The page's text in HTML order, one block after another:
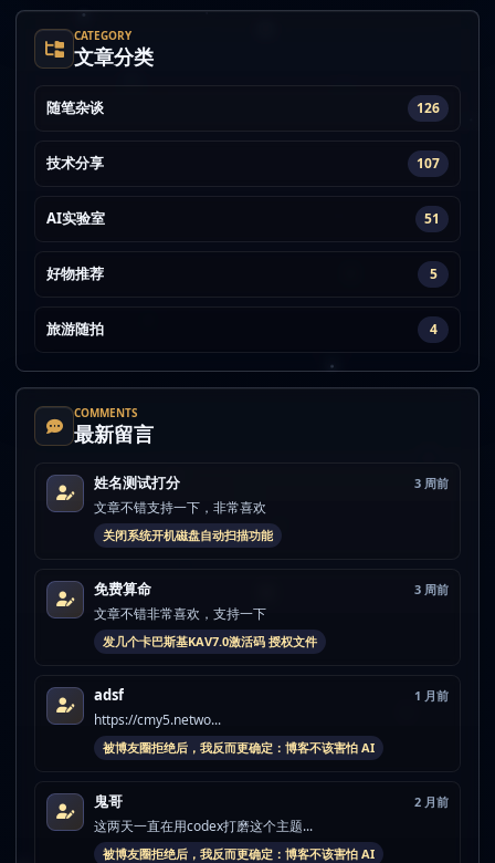
CATEGORY
文章分类
随笔杂谈 126
技术分享 107
AI实验室 51
好物推荐 5
旅游随拍 4
COMMENTS
最新留言
姓名测试打分 3 周前
文章不错支持一下，非常喜欢
关闭系统开机磁盘自动扫描功能
免费算命 3 周前
文章不错非常喜欢，支持一下
发几个卡巴斯基KAV7.0激活码 授权文件
adsf 1 月前
https://cmy5.netwo...
被博友圈拒绝后，我反而更确定：博客不该害怕 AI
鬼哥 2 月前
这两天一直在用codex打磨这个主题...
被博友圈拒绝后，我反而更确定：博客不该害怕 AI